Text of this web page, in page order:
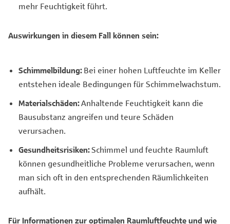
mehr Feuchtigkeit führt.
Auswirkungen in diesem Fall können sein:
Schimmelbildung: Bei einer hohen Luftfeuchte im Keller
entstehen ideale Bedingungen für Schimmelwachstum.
Materialschäden:Anhaltende Feuchtigkeit kann die
Bausubstanz angreifen und teure Schäden
verursachen.
Gesundheitsrisiken:Schimmel und feuchte Raumluft
können gesundheitliche Probleme verursachen, wenn
man sich oft in den entsprechenden Räumlichkeiten
aufhält.
Für Informationen zur optimalen Raumluftfeuchte und wie